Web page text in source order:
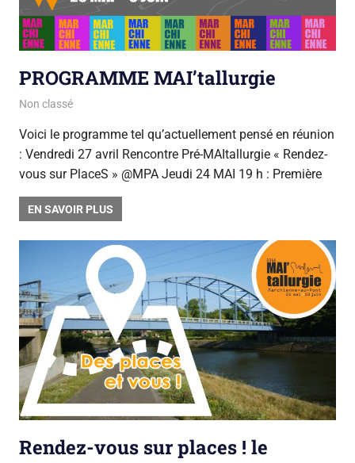
PROGRAMME MAI’tallurgie
3 avril 2018
sarah mpa
Non classé
Voici le programme tel qu’actuellement pensé en réunion
: Vendredi 27 avril Rencontre Pré-MAItallurgie « Rendez-
vous sur PlaceS » @MPA Jeudi 24 MAI 19 h : Première
EN SAVOIR PLUS
Rendez-vous sur places ! le